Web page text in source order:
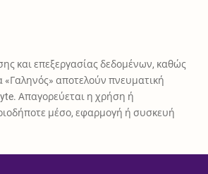
και επεξεργασίας δεδομένων, καθώς
«Γαληνός» αποτελούν πνευματική
Απαγορεύεται η χρήση ή
μέσο, εφαρμογή ή συσκευή